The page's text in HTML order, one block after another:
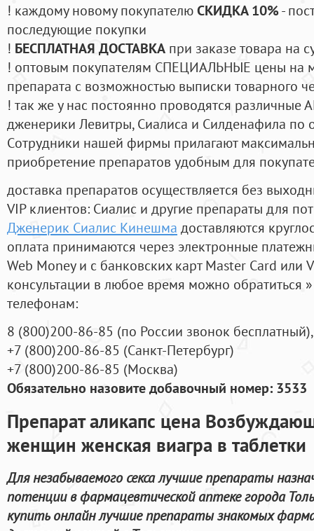
! каждому новому покупателюСКИДКА 10%-
последующие покупки
! БЕСПЛАТНАЯ ДОСТАВКА при заказе товара на
! оптовым покупателям СПЕЦИАЛЬНЫЕ цены на
препарата с возможностью выписки товарного
! так же у нас постоянно проводятся
дженерики Левитры, Сиалиса и Силденафила по
Cотрудники нашей фирмы прилагают
приобретение препаратов удобным для
доставка препаратов осуществляется без
VIP клиентов: Сиалис и другие препараты для
Дженерик Сиалис Кинешма доставляются
оплата принимаются через электронные
Web Money и с банковских карт Master Card или
консультации в любое время можно обратиться
телефонам:
8 (800)200-86-85 (по России звонок бесплатный),
+7 (800)200-86-85 (Санкт-Петербург)
+7 (800)200-86-85 (Москва)
Обязательно назовите добавочный номер: 3533
Препарат аликапс цена
женщин женская виагра в таблетки
Для незабываемого секса лучшие препараты
потенции в фармацевтической аптеке города
купить онлайн лучшие препараты знакомых